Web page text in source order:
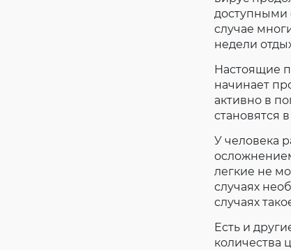
доступными
случае
недели
Настоящие
начинает
активно в
становятся
У человека
легкие не
случаях
случаях
Есть и
количества